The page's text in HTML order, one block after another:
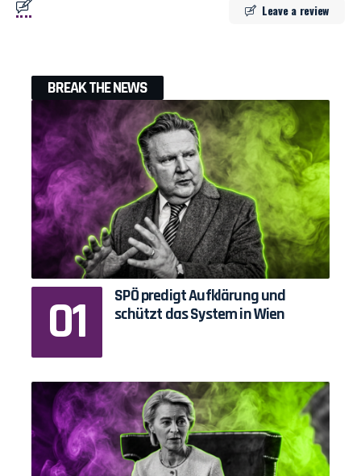
Leave a review
BREAK THE NEWS
SPÖ predigt Aufklärung und
schützt das System in Wien